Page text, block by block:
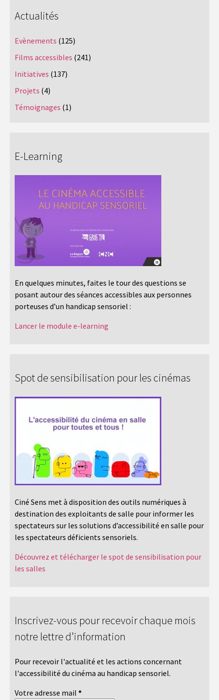
Actualités
Evènements (125)
Films accessibles (241)
Initiatives (137)
Projets (4)
Témoignages (1)
E-Learning
En quelques minutes, faites le tour des questions se
posant autour des séances accessibles aux personnes
porteuses d’un handicap sensoriel :
Lancer le module e-learning
Spot de sensibilisation pour les cinémas
Ciné Sens met à disposition des outils numériques à
destination des exploitants de salle pour informer les
spectateurs sur les solutions d’accessibilité en salle pour
les spectateurs déficients sensoriels.
Découvrez et télécharger le spot de sensibilisation pour
les salles
Inscrivez-vous pour recevoir chaque mois
notre lettre d’information
Pour recevoir l'actualité et les actions concernant
l'accessibilité du cinéma au handicap sensoriel.
Votre adresse mail *